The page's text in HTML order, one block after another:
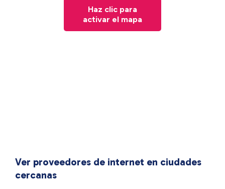
Haz clic para
activar el mapa
Ver proveedores de internet en ciudades
cercanas